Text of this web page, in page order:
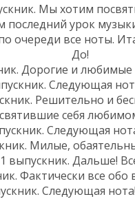
Мы хотим
последний урок
очереди все ноты.
До!
Дорогие и любимые
Следующая
Решительно и
себя
Следующая
Милые,
1 выпускник. Дальше!
Фактически все
Следующая